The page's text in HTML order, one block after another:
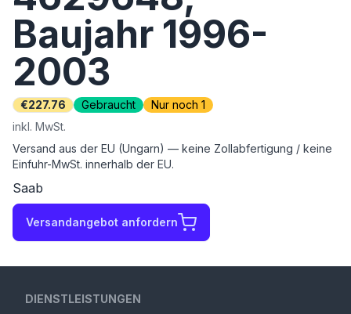
Baujahr 1996-
2003
€227.76 Gebraucht
Nur noch 1
inkl. MwSt.
Versand aus der EU (Ungarn) — keine Zollabfertigung / keine
Einfuhr-MwSt. innerhalb der EU.
Saab
Versandangebot anfordern
DIENSTLEISTUNGEN